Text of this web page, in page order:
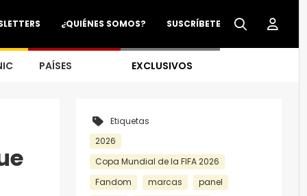
SUSCRÍBETE
¿QUIÉNES SOMOS?
PAÍSES EXCLUSIVOS
Etiquetas
2026
Copa Mundial de la FIFA 2026
Fandom
marcas
panel